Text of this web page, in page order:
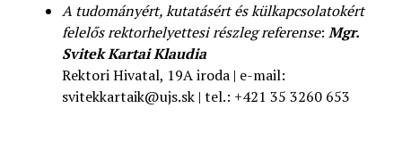
A tudományért, kutatásért és külkapcsolatokért
felelős rektorhelyettesi részleg referense: Mgr.
Svitek Kartai Klaudia
Rektori Hivatal, 19A iroda | e-mail:
svitekkartaik@ujs.sk | tel.: +421 35 3260 653